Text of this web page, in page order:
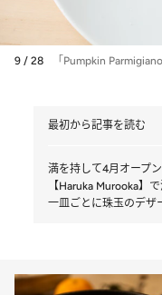
9 / 28 「Pumpkin
最初から記事を読む
満を持して4月オープ
【Haruka Murooka】
一皿ごとに珠玉のデザ